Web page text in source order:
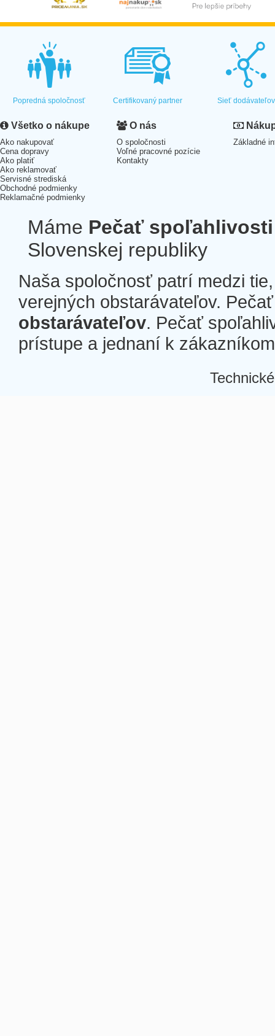
Popredná spoločnosť Certifikovaný partner Sieť dodávateľov
Všetko o nákupe
Ako nakupovať
Cena dopravy
Ako platiť
Ako reklamovať
Servisné strediská
Obchodné podmienky
Reklamačné podmienky
O nás
O spoločnosti
Voľné pracovné pozície
Kontakty
Základné
Máme Pečať spoľahlivosti
Slovenskej republiky
Naša spoločnosť patrí medzi
verejných obstarávateľov.
obstarávateľov. Pečať
prístupe a jednaní k